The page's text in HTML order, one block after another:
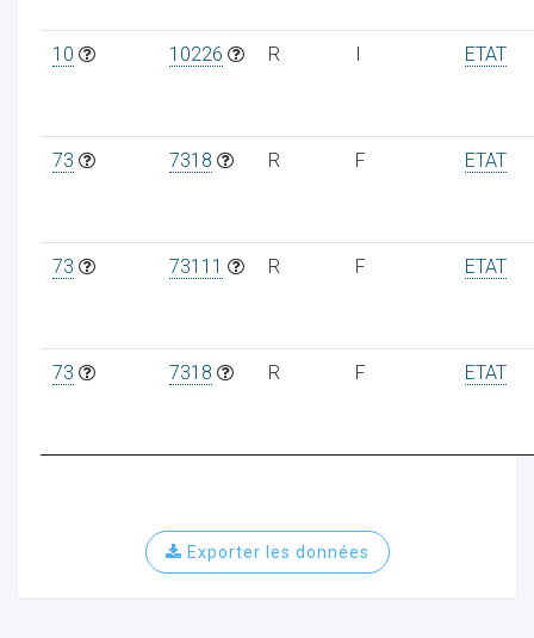
10 10226 R I ETAT
73 7318 R F ETAT
73 73111 R F ETAT
73 7318 R F ETAT
Exporter les données